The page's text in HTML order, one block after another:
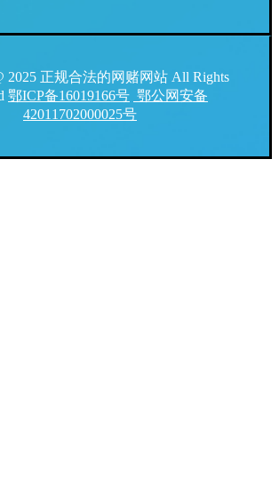
2025 正规合法的网赌网站 All Rights
鄂ICP备16019166号 鄂公网安备
42011702000025号